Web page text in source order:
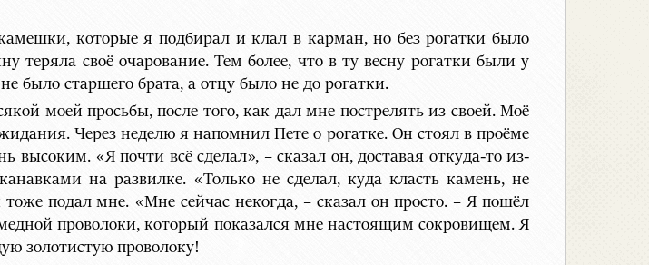
которые я подбирал и клал в карман, но без рогатки было
теряла своё очарование. Тем более, что в ту весну рогатки были у
было старшего брата, а отцу было не до рогатки.
моей просьбы, после того, как дал мне пострелять из своей. Моё
Через неделю я напомнил Пете о рогатке. Он стоял в проёме
высоким. «Я почти всё сделал», – сказал он, доставая откуда-то из-
на развилке. «Только не сделал, куда класть камень, не
подал мне. «Мне сейчас некогда, – сказал он просто. – Я пошёл
проволоки, который показался мне настоящим сокровищем. Я
золотистую проволоку!